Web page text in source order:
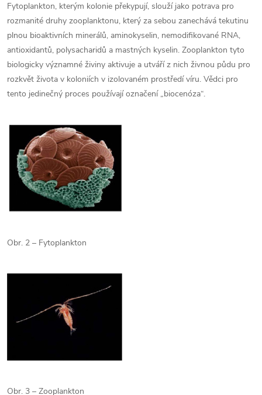
Fytoplankton, kterým kolonie překypují, slouží jako potrava pro
rozmanité druhy zooplanktonu, který za sebou zanechává tekutinu
plnou bioaktivních minerálů, aminokyselin, nemodifikované RNA,
antioxidantů, polysacharidů a mastných kyselin. Zooplankton tyto
biologicky významné živiny aktivuje a utváří z nich živnou půdu pro
rozkvět života v koloniích v izolovaném prostředí víru. Vědci pro
tento jedinečný proces používají označení „biocenóza“.
Obr. 2 – Fytoplankton
Obr. 3 – Zooplankton